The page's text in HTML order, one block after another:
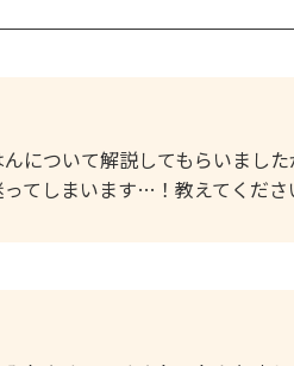
について解説してもらいまし
てしまいます…！教えてくださ